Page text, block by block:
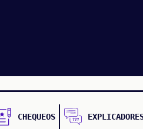
CHEQUEOS